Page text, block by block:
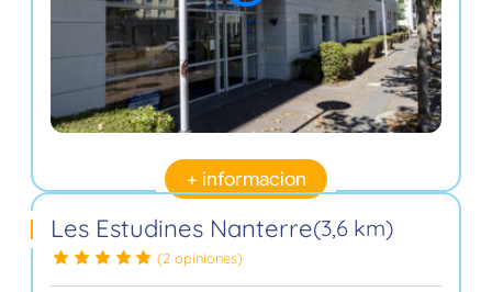
+ informacion
Les Estudines Nanterre(3,6 km)
(2 opiniones)